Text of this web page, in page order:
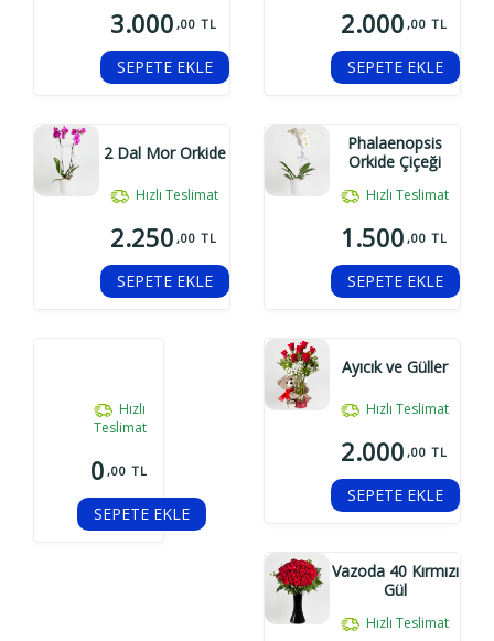
3.000 ,00 TL
SEPETE EKLE
2.000 ,00 TL
SEPETE EKLE
2 Dal Mor Orkide
Hızlı Teslimat
2.250 ,00 TL
SEPETE EKLE
Phalaenopsis
Orkide Çiçeği
Hızlı Teslimat
1.500 ,00 TL
SEPETE EKLE
Hızlı
Teslimat
0 ,00 TL
SEPETE EKLE
Ayıcık ve Güller
Hızlı Teslimat
2.000 ,00 TL
SEPETE EKLE
Vazoda 40 Kırmızı
Gül
Hızlı Teslimat